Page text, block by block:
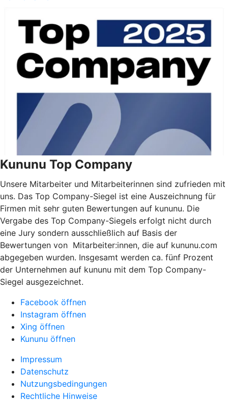
Kununu Top Company
Unsere Mitarbeiter und Mitarbeiterinnen sind zufrieden mit
uns. Das Top Company-Siegel ist eine Auszeichnung für
Firmen mit sehr guten Bewertungen auf kununu. Die
Vergabe des Top Company-Siegels erfolgt nicht durch
eine Jury sondern ausschließlich auf Basis der
Bewertungen von Mitarbeiter:innen, die auf kununu.com
abgegeben wurden. Insgesamt werden ca. fünf Prozent
der Unternehmen auf kununu mit dem Top Company-
Siegel ausgezeichnet.
Facebook öffnen
Instagram öffnen
Xing öffnen
Kununu öffnen
Impressum
Datenschutz
Nutzungsbedingungen
Rechtliche Hinweise